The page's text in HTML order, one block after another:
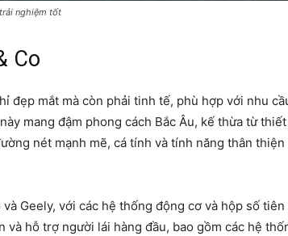
nghiệm tốt
Co
đẹp mắt mà còn phải tinh tế, phù hợp với nhu
mang đậm phong cách Bắc Âu, kế thừa từ
nét mạnh mẽ, cá tính và tính năng thân
Geely, với các hệ thống động cơ và hộp số
hỗ trợ người lái hàng đầu, bao gồm các hệ